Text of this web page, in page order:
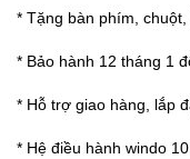
* Tặng bàn phím,
* Bảo hành 12 tháng 1
* Hỗ trợ giao hàng, lắp
* Hệ điều hành windo